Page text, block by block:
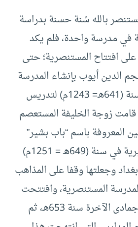
بالله سُنة حسنة بدراسة
في مدرسة واحدة، فلم يكد
افتتاح المستنصرية؛ حتى
الدين أيوب بإنشاء المدرسة
الصالحية بالقاهرة سنة (641هـ= 1243م) لتدريس
قامت زوجة الخليفة المستعصم
المعروفة باسم “باب بشير”
ببناء المدرسة البشيرية في سنة (649هـ = 1251م)
وجعلتها وقفا على المذاهب
المستنصرية، وافتتحت
للدراسة في 13 من جمادى الآخرة سنة 653هـ، ثم